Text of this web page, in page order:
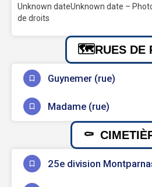
Unknown dateUnknown date –
de droits
RUES DE
Guynemer (rue)
Madame (rue)
25e division